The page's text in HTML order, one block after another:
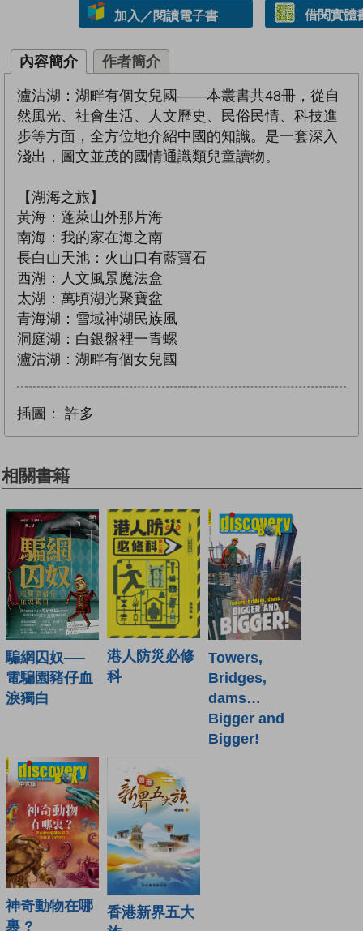
加入／閱讀電子書 借閱實體
內容簡介 作者簡介
瀘沽湖：湖畔有個女兒國——本叢書共48冊，從自
然風光、社會生活、人文歷史、民俗民情、科技進
步等方面，全方位地介紹中國的知識。是一套深入
淺出，圖文並茂的國情通識類兒童讀物。
【湖海之旅】
黃海：蓬萊山外那片海
南海：我的家在海之南
長白山天池：火山口有藍寶石
西湖：人文風景魔法盒
太湖：萬頃湖光聚寶盆
青海湖：雪域神湖民族風
洞庭湖：白銀盤裡一青螺
瀘沽湖：湖畔有個女兒國
插圖： 許多
相關書籍
騙網囚奴──
電騙園豬仔血
淚獨白
港人防災必修
科
Towers,
Bridges,
dams…
Bigger and
Bigger!
神奇動物在哪
裏 ?
香港新界五大